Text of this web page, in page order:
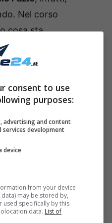
Nel corso
cosa sta
Sean
si tratterà
Stoltenberg.
si
Nato, delle
consent to use
purposes:
advertising and content
services development
device
from your device
may be stored by,
used specifically by this
data. List of